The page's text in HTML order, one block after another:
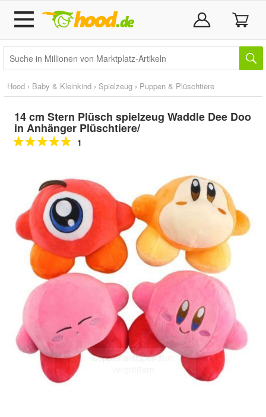
Hood › Baby & Kleinkind › Spielzeug › Puppen & Plüschtiere
14 cm Stern Plüsch spielzeug Waddle Dee Doo
in Anhänger Plüschtiere/
1
Doppelt antippen zum